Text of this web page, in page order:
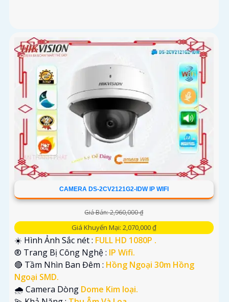
CAMERA DS-2CV2121G2-IDW IP WIFI
Giá Bán: 2,960,000 ₫
Giá Khuyến Mại: 2,070,000 ₫
☀️ Hình Ảnh Sắc nét : FULL HD 1080P .
®️ Trang Bị Công Nghệ : IP Wifi.
🔴 Tầm Nhìn Ban Đêm : Hồng Ngoại 30m Hồng
Ngoại SMD.
🌧️ Camera Dòng Dome Kim loại.